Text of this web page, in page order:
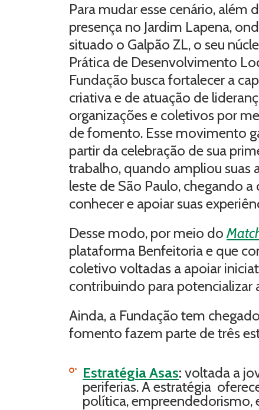
Para mudar esse cenário, além
presença no Jardim Lapena,
situado o Galpão ZL, o seu
Prática de Desenvolvimento
Fundação busca fortalecer a
criativa e de atuação de
organizações e coletivos por
de fomento. Esse movimento
partir da celebração de sua
trabalho, quando ampliou suas
leste de São Paulo, chegando
conhecer e apoiar suas
Desse modo, por meio do
plataforma Benfeitoria e que
coletivo voltadas a apoiar
contribuindo para potencializar
Ainda, a Fundação tem
fomento fazem parte de três
Estratégia Asas: voltada a
periferias. A estratégia
política, empreendedorismo,